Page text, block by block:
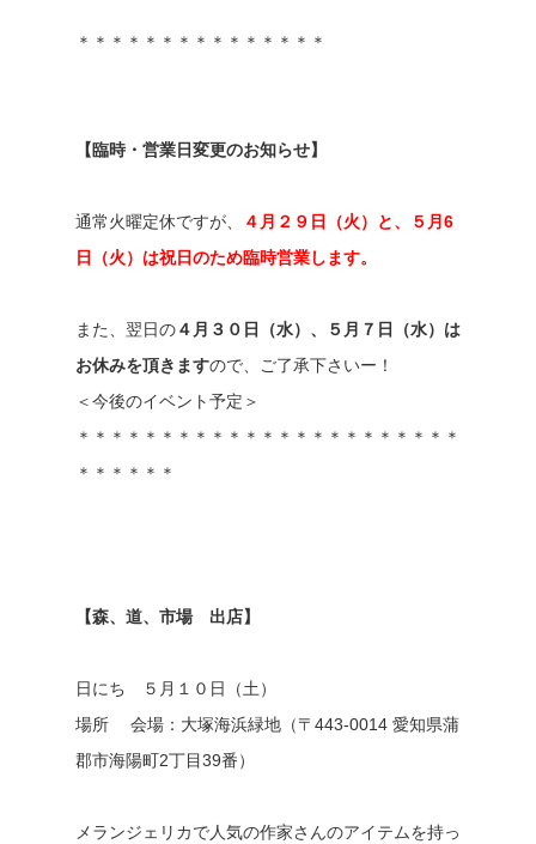
＊＊＊＊＊＊＊＊＊＊＊＊＊＊＊
【臨時・営業日変更のお知らせ】
通常火曜定休ですが、
４月２９日（火）と、５月6
日（火）は祝日のため臨時営業します。
また、翌日の４月３０日（水）、５月７日（水）は
お休みを頂きますので、ご了承下さいー！
＜今後のイベント予定＞
＊＊＊＊＊＊＊＊＊＊＊＊＊＊＊＊＊＊＊＊＊＊＊
＊＊＊＊＊＊
【森、道、市場 出店】
日にち ５月１０日（土）
場所 会場：大塚海浜緑地（〒443-0014 愛知県蒲
郡市海陽町2丁目39番）
メランジェリカで人気の作家さんのアイテムを持っ